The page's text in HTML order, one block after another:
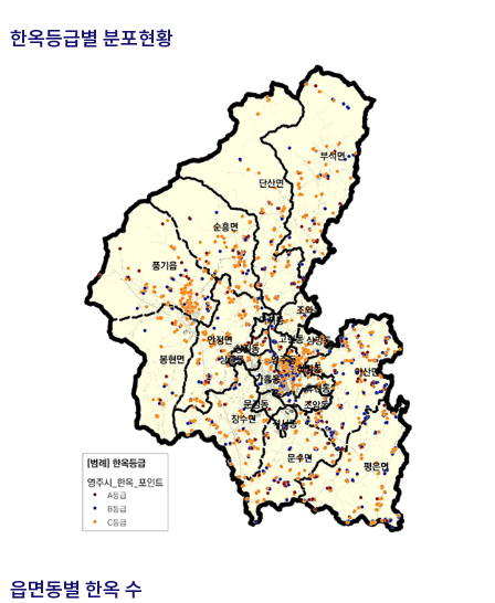
한옥등급별 분포현황
읍면동별 한옥 수